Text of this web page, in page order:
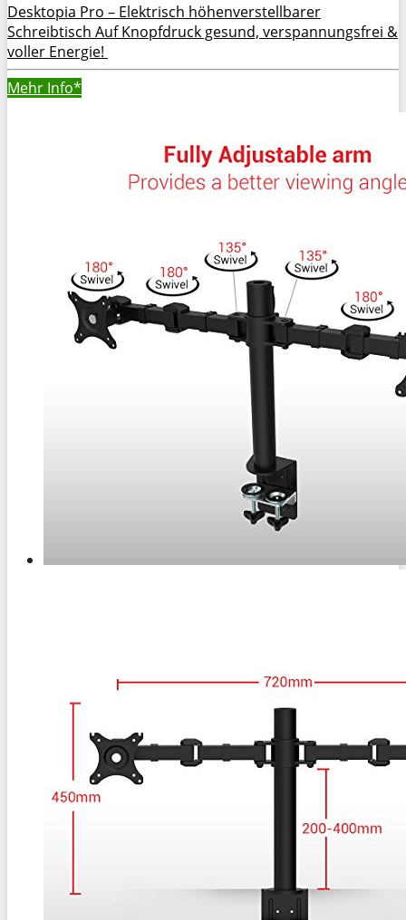
Desktopia Pro – Elektrisch höhenverstellbarer
Schreibtisch Auf Knopfdruck gesund, verspannungsfrei &
voller Energie!
Mehr Info*